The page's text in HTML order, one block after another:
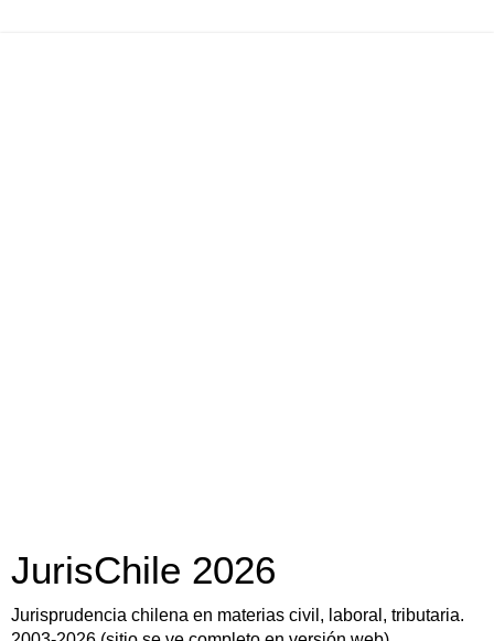
JurisChile 2026
Jurisprudencia chilena en materias civil, laboral, tributaria.